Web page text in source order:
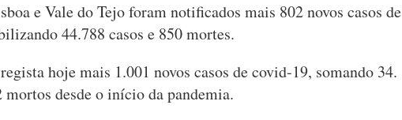
e Vale do Tejo foram notificados mais 802 novos casos de
44.788 casos e 850 mortes.
hoje mais 1.001 novos casos de covid-19, somando 34.
mortos desde o início da pandemia.